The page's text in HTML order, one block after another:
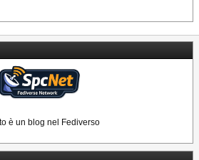
è un blog nel Fediverso